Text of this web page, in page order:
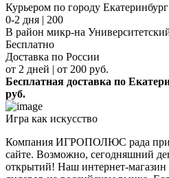
Курьером по городу Екатеринбург
0-2 дня | 200
В район микр-на
Бесплатно
Доставка по России
от 2 дней | от 200 руб.
Бесплатная доставка по
руб.
Игра как искусство
Компания ИГРОПОЛЮС рада
сайте. Возможно, сегодняшний
открытий! Наш интернет-